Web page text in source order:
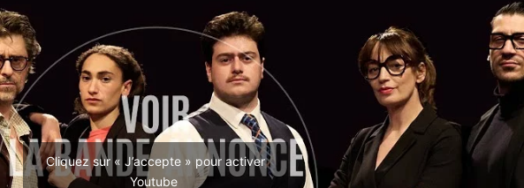
Cliquez sur « J’accepte » pour activer
Youtube